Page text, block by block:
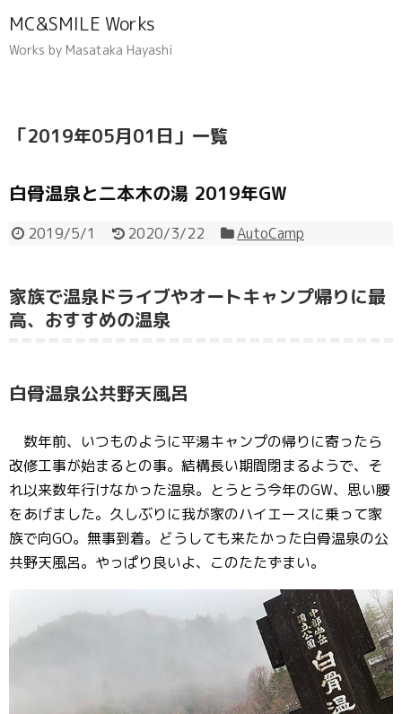
MC&SMILE Works
Works by Masataka Hayashi
「2019年05月01日 」 一覧
白骨温泉と二本木の湯 2019年GW
2019/5/1 2020/3/22 AutoCamp
家族で温泉ドライブやオートキャンプ帰りに最
高、おすすめの温泉
白骨温泉公共野天風呂
数年前、いつものように平湯キャンプの帰りに寄ったら
改修工事が始まるとの事。結構長い期間閉まるようで、そ
れ以来数年行けなかった温泉。とうとう今年のGW、思い腰
をあげました。久しぶりに我が家のハイエースに乗って家
族で向GO。無事到着。どうしても来たかった白骨温泉の公
共野天風呂。やっぱり良いよ、このたたずまい。